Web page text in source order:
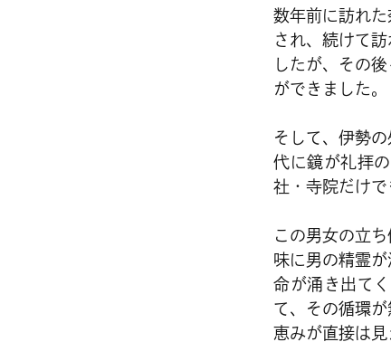
数年前に訪れ
され、続けて
したが、その
ができました。
そして、伊勢
代に鏡が礼拝
社・寺院だけで
この男女の立
味に男の精霊
命が涌き出て
て、その循環
恵みが直接は